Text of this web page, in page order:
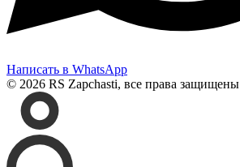
Написать в WhatsApp
© 2026 RS Zapchasti, все права защищены